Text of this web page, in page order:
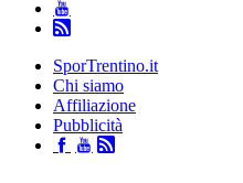
SporTrentino.it
Chi siamo
Affiliazione
Pubblicità